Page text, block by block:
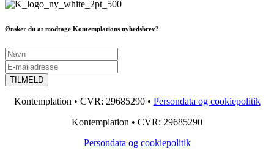
Ønsker du at modtage Kontemplations nyhedsbrev?
Kontemplation • CVR: 29685290 • Persondata og cookiepolitik
Kontemplation • CVR: 29685290
Persondata og cookiepolitik